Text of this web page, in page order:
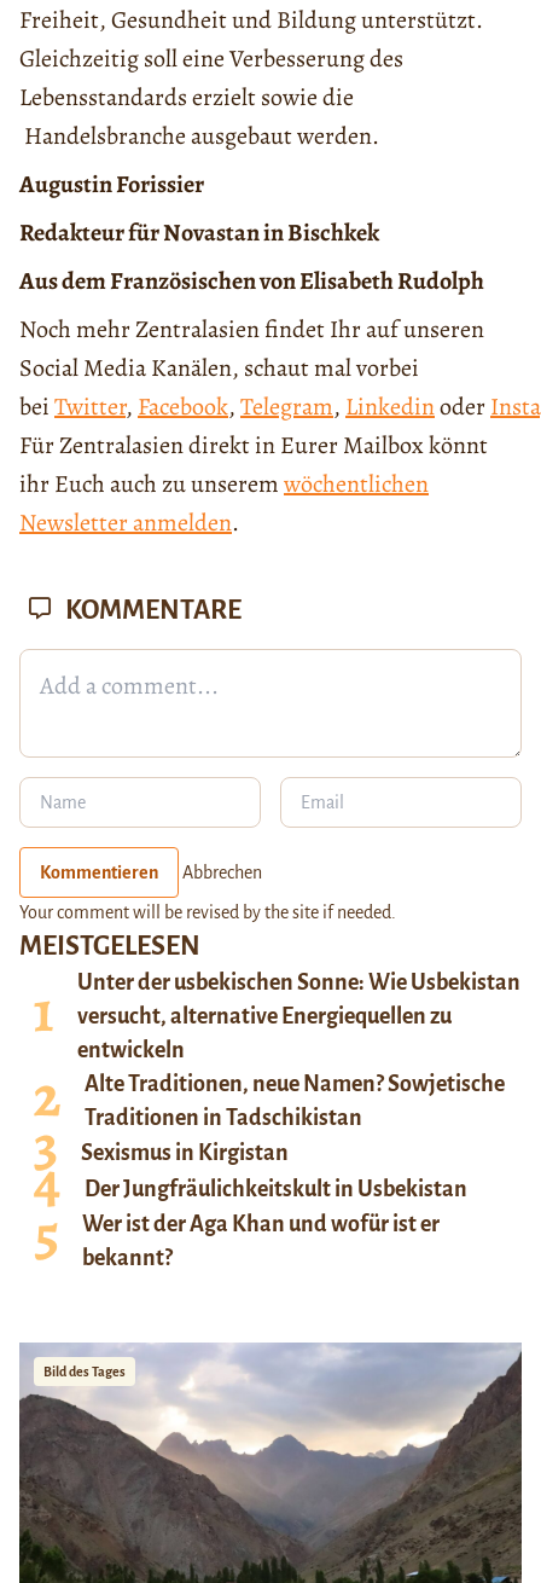
Freiheit, Gesundheit und Bildung unterstützt.
Gleichzeitig soll eine Verbesserung des
Lebensstandards erzielt sowie die
Handelsbranche ausgebaut werden.
Augustin Forissier
Redakteur für Novastan in Bischkek
Aus dem Französischen von Elisabeth Rudolph
Noch mehr Zentralasien findet Ihr auf unseren
Social Media Kanälen, schaut mal vorbei
beiTwitter, Facebook,Telegram, Linkedinoder
Für Zentralasien direkt in Eurer Mailbox könnt
ihr Euch auch zu unseremwöchentlichen
Newsletter anmelden.
MEISTGELESEN
Unter der usbekischen Sonne: Wie Usbekistan
versucht, alternative Energiequellen zu
entwickeln
Alte Traditionen, neue Namen? Sowjetische
Traditionen in Tadschikistan
Sexismus in Kirgistan
Der Jungfräulichkeitskult in Usbekistan
Wer ist der Aga Khan und wofür ist er
bekannt?
Bild des Tages
KOMMENTARE
Kommentieren Abbrechen
Your comment will be revised by the site if needed.